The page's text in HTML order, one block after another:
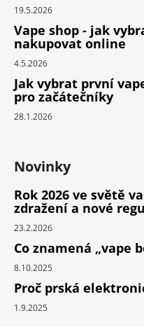
19.5.2026
Vape shop - jak
nakupovat online
4.5.2026
Jak vybrat první
pro začátečníky
28.1.2026
Novinky
Rok 2026 ve světě
zdražení a nové
23.2.2026
Co znamená „vape
8.10.2025
Proč prská
1.9.2025